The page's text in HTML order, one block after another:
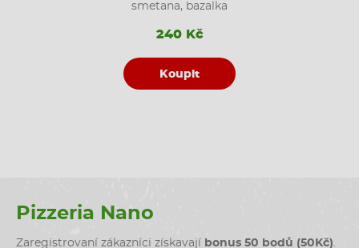
smetana, bazalka
240 Kč
Koupit
Pizzeria Nano
Zaregistrovaní zákazníci získavají bonus 50 bodů (50Kč).